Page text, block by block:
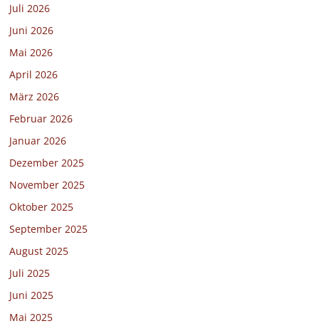
Juli 2026
Juni 2026
Mai 2026
April 2026
März 2026
Februar 2026
Januar 2026
Dezember 2025
November 2025
Oktober 2025
September 2025
August 2025
Juli 2025
Juni 2025
Mai 2025